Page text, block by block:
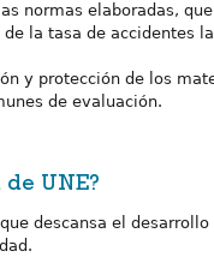
normas elaboradas,
la tasa de accidentes
y protección de los
de evaluación.
UNE?
descansa el